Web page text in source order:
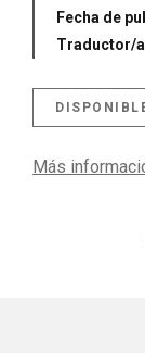
Fecha de
Traductor/
Más